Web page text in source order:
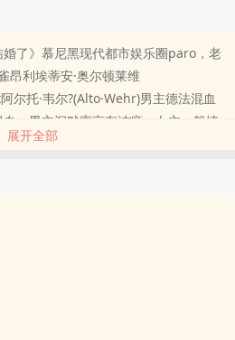
了》慕尼黑现代都市娱乐圈paro，老
昂利埃蒂安·奥尔顿莱维
尔托·韦尔?(Alto·Wehr)男主德法混血
。男主沉默寡言有洁癖，女主一般情
神经质和mean，不怎么清醒，双C，
嘴，女主前期暗恋中期试图抽离后期
，掠夺者献上真心，被缚者重回自由
，不收费，不坑文，不接受对女主的道
展开全部